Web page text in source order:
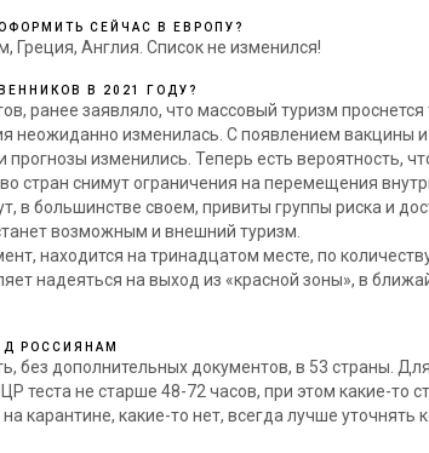
СЕЙЧАС В ЕВРОПУ?
Греция, Англия. Список не изменился!
В 2021 ГОДУ?
ранее заявляло, что массовый туризм проснется
неожиданно изменилась. С появлением вакцины
изменились. Теперь есть вероятность,
стран снимут ограничения на перемещения
в большинстве своем, привиты группы риска и
возможным и внешний туризм.
находится на тринадцатом месте, по
надеяться на выход из «красной зоны», в
РОССИЯНАМ
без дополнительных документов, в 53 страны.
теста не старше 48-72 часов, при этом какие-то
карантине, какие-то нет, всегда лучше уточнять